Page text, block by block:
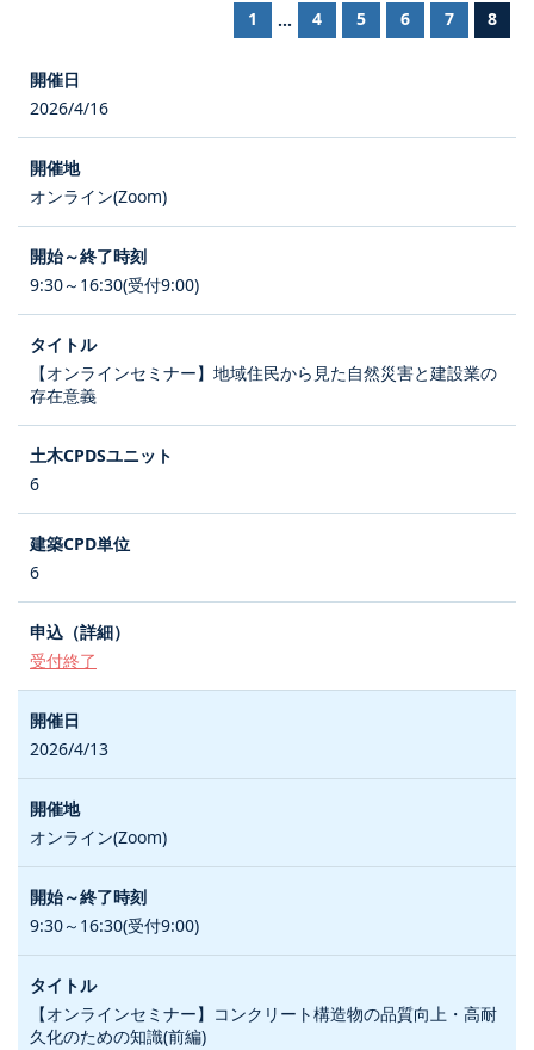
1 ... 4 5 6 7 8
2026/4/16
オンライン(Zoom)
9:30～16:30(受付9:00)
【オンラインセミナー】地域住民から見た自然災害と建設業の
存在意義
6
6
受付終了
2026/4/13
オンライン(Zoom)
9:30～16:30(受付9:00)
【オンラインセミナー】コンクリート構造物の品質向上・高耐
久化のための知識(前編)